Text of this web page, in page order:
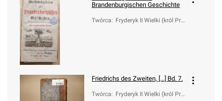
Brandenburgischen Geschichte
Twórca: Fryderyk II Wielki (król Pru
Friedrichs des Zweiten, [...] Bd. 7.
Twórca: Fryderyk II Wielki (król Pru